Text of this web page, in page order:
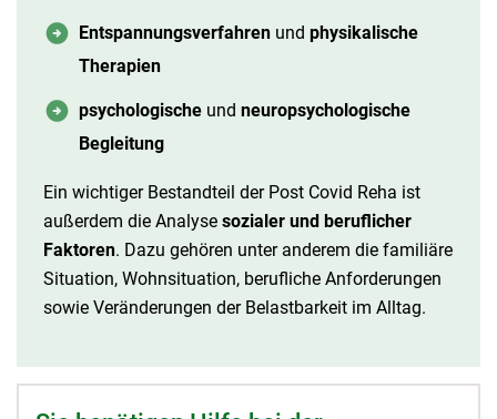
Entspannungsverfahren und physikalische
Therapien
psychologische und neuropsychologische
Begleitung
Ein wichtiger Bestandteil der Post Covid Reha ist
außerdem die Analyse sozialer und beruflicher
Faktoren. Dazu gehören unter anderem die familiäre
Situation, Wohnsituation, berufliche Anforderungen
sowie Veränderungen der Belastbarkeit im Alltag.